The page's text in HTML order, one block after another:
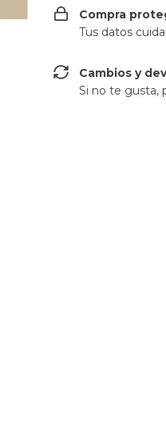
Compra
Tus datos
Cambios y
Si no te gusta,